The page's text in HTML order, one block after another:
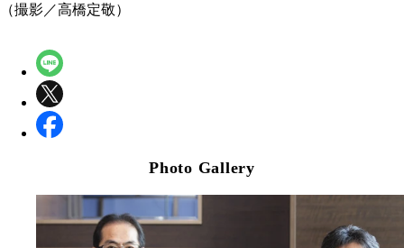
（撮影／高橋定敬）
Photo Gallery